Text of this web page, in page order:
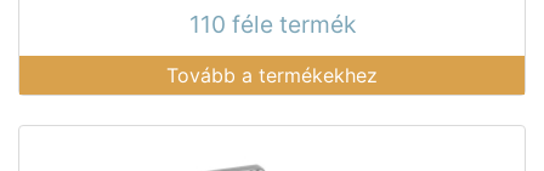
110 féle termék
Tovább a termékekhez